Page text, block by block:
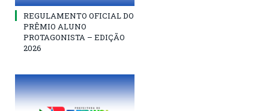
REGULAMENTO OFICIAL DO
PRÊMIO ALUNO
PROTAGONISTA – EDIÇÃO
2026